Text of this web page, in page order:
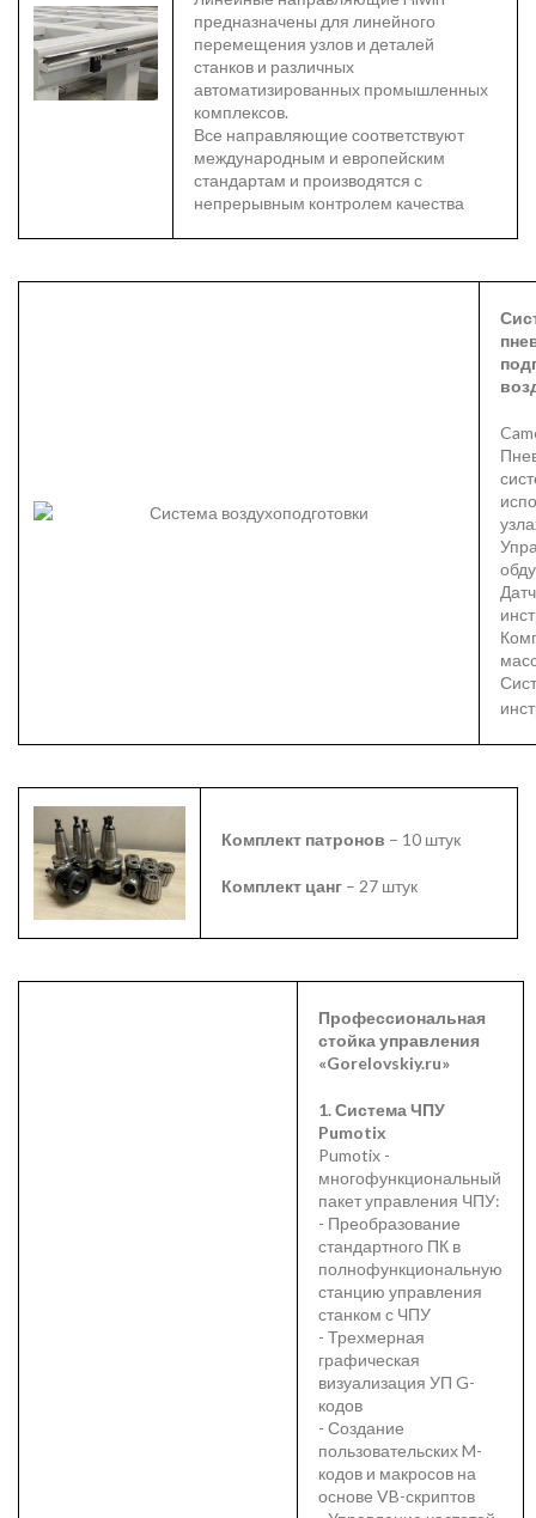
предназначены для линейного
перемещения узлов и деталей
станков и различных
автоматизированных промышленных
комплексов.
Все направляющие соответствуют
международным и европейским
стандартам и производятся с
непрерывным контролем качества
Комплект патронов – 10 штук
Комплект цанг – 27 штук
Профессиональная
стойка управления
«Gorelovskiy.ru»
1. Система ЧПУ
Pumotix
Pumotix -
многофункциональный
пакет управления ЧПУ:
- Преобразование
стандартного ПК в
полнофункциональную
станцию управления
станком с ЧПУ
- Трехмерная
графическая
визуализация УП G-
кодов
- Создание
пользовательских M-
кодов и макросов на
основе VB-скриптов